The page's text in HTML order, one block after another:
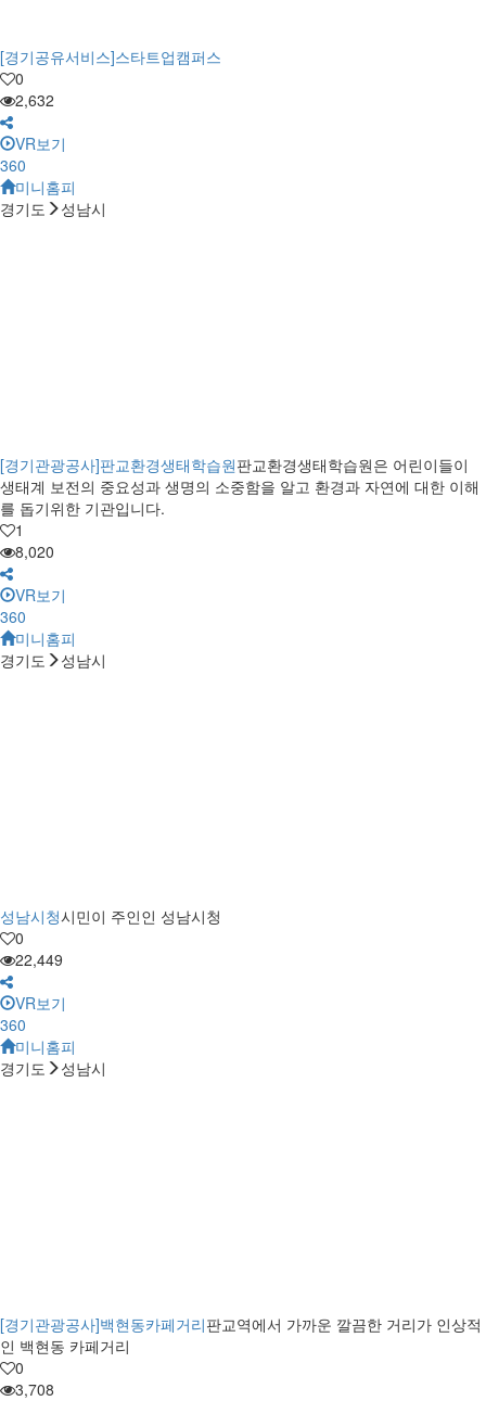
[경기공유서비스]스타트업캠퍼스
0
2,632
VR보기
360
미니홈피
경기도
성남시
[경기관광공사]판교환경생태학습원판교환경생태학습원은 어린이들이
생태계 보전의 중요성과 생명의 소중함을 알고 환경과 자연에 대한 이해
를 돕기위한 기관입니다.
1
8,020
VR보기
360
미니홈피
경기도
성남시
성남시청시민이 주인인 성남시청
0
22,449
VR보기
360
미니홈피
경기도
성남시
[경기관광공사]백현동카페거리판교역에서 가까운 깔끔한 거리가 인상적
인 백현동 카페거리
0
3,708